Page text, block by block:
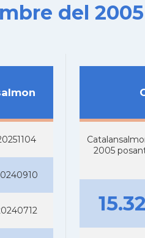
del 2005
2005